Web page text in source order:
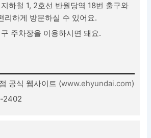
하철 1, 2호선 반월당역 18번 출구와
리하게 방문하실 수 있어요.
주차장을 이용하시면 돼요.
공식 웹사이트 (www.ehyundai.com)
2402